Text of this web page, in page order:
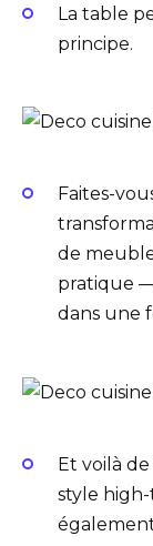
La table
principe.
Faites-
de
pratique
dans une
Et voilà
style
également